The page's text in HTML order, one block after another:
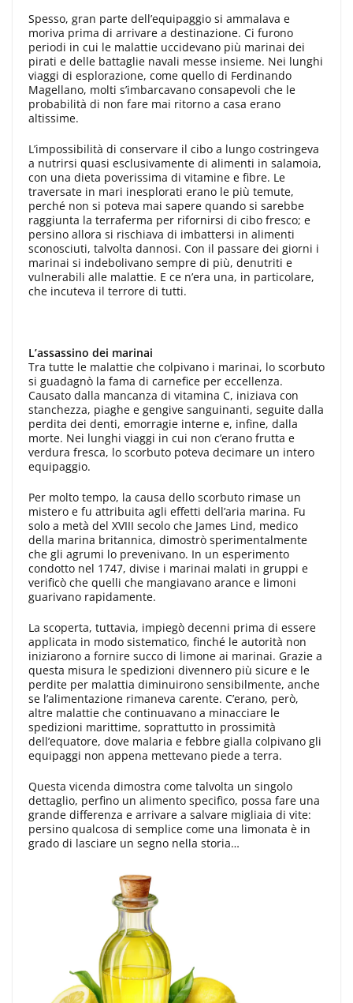
Spesso, gran parte dell’equipaggio si ammalava e
moriva prima di arrivare a destinazione. Ci furono
periodi in cui le malattie uccidevano più marinai dei
pirati e delle battaglie navali messe insieme. Nei lunghi
viaggi di esplorazione, come quello di Ferdinando
Magellano, molti s’imbarcavano consapevoli che le
probabilità di non fare mai ritorno a casa erano
altissime.
L’impossibilità di conservare il cibo a lungo costringeva
a nutrirsi quasi esclusivamente di alimenti in salamoia,
con una dieta poverissima di vitamine e fibre. Le
traversate in mari inesplorati erano le più temute,
perché non si poteva mai sapere quando si sarebbe
raggiunta la terraferma per rifornirsi di cibo fresco; e
persino allora si rischiava di imbattersi in alimenti
sconosciuti, talvolta dannosi. Con il passare dei giorni i
marinai si indebolivano sempre di più, denutriti e
vulnerabili alle malattie. E ce n’era una, in particolare,
che incuteva il terrore di tutti.
L’assassino dei marinai
Tra tutte le malattie che colpivano i marinai, lo scorbuto
si guadagnò la fama di carnefice per eccellenza.
Causato dalla mancanza di vitamina C, iniziava con
stanchezza, piaghe e gengive sanguinanti, seguite dalla
perdita dei denti, emorragie interne e, infine, dalla
morte. Nei lunghi viaggi in cui non c’erano frutta e
verdura fresca, lo scorbuto poteva decimare un intero
equipaggio.
Per molto tempo, la causa dello scorbuto rimase un
mistero e fu attribuita agli effetti dell’aria marina. Fu
solo a metà del XVIII secolo che James Lind, medico
della marina britannica, dimostrò sperimentalmente
che gli agrumi lo prevenivano. In un esperimento
condotto nel 1747, divise i marinai malati in gruppi e
verificò che quelli che mangiavano arance e limoni
guarivano rapidamente.
La scoperta, tuttavia, impiegò decenni prima di essere
applicata in modo sistematico, finché le autorità non
iniziarono a fornire succo di limone ai marinai. Grazie a
questa misura le spedizioni divennero più sicure e le
perdite per malattia diminuirono sensibilmente, anche
se l’alimentazione rimaneva carente. C’erano, però,
altre malattie che continuavano a minacciare le
spedizioni marittime, soprattutto in prossimità
dell’equatore, dove malaria e febbre gialla colpivano gli
equipaggi non appena mettevano piede a terra.
Questa vicenda dimostra come talvolta un singolo
dettaglio, perfino un alimento specifico, possa fare una
grande differenza e arrivare a salvare migliaia di vite:
persino qualcosa di semplice come una limonata è in
grado di lasciare un segno nella storia…